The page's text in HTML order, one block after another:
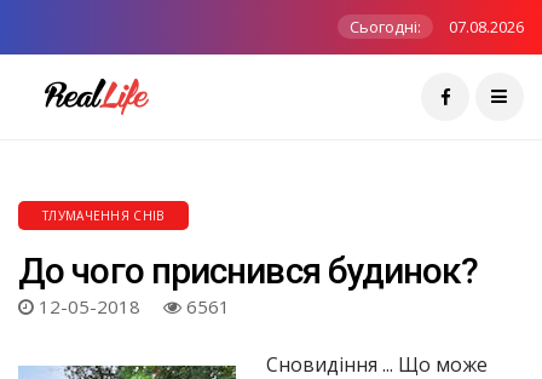
Сьогодні: 07.08.2026
ТЛУМАЧЕННЯ СНІВ
До чого приснився будинок?
12-05-2018 6561
Сновидіння ... Що може